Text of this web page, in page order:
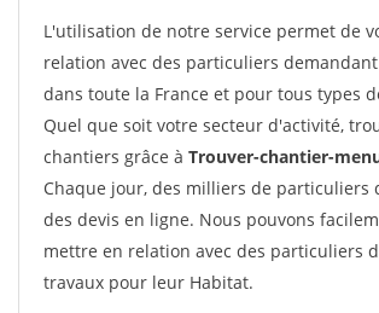
L'utilisation de notre service permet de
relation avec des particuliers
dans toute la France et pour tous types
Quel que soit votre secteur d'activité,
chantiers grâce à Trouver-chantier-
Chaque jour, des milliers de particuliers
des devis en ligne. Nous pouvons
mettre en relation avec des particuliers
travaux pour leur Habitat.